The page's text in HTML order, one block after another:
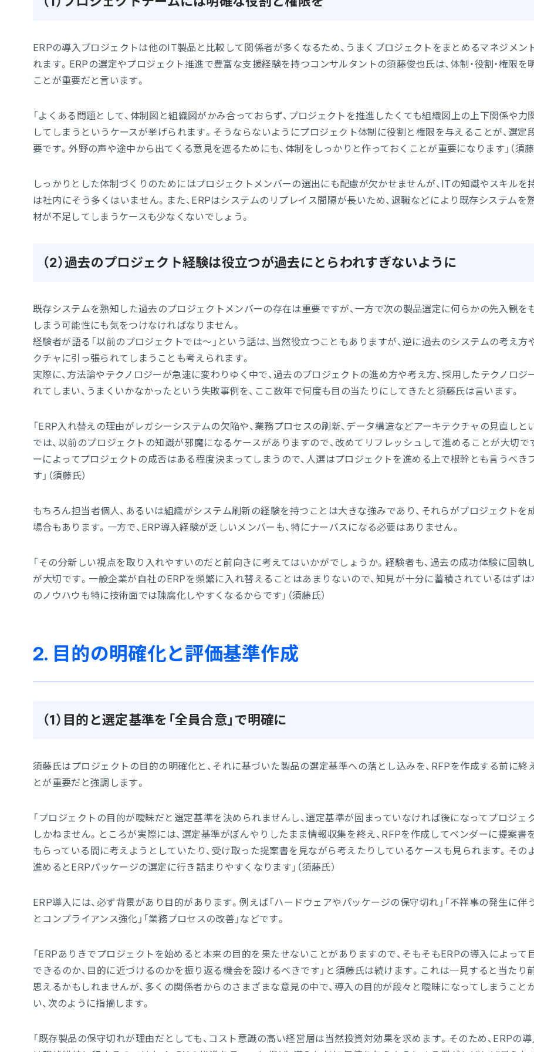
ERPの導入プロジェクトは他のIT製品と比較して関係者が多くなるため、うまくプロジェクトをまとめるマネジメン
れます。ERPの選定やプロジェクト推進で豊富な支援経験を持つコンサルタントの須藤俊也氏は、体制・役割・権限を
ことが重要だと言います。
「よくある問題として、体制図と組織図がかみ合っておらず、プロジェクトを推進したくても組織図上の上下関係や力
してしまうというケースが挙げられます。そうならないようにプロジェクト体制に役割と権限を与えることが、選定
要です。外野の声や途中から出てくる意見を遮るためにも、体制をしっかりと作っておくことが重要になります」（須藤
しっかりとした体制づくりのためにはプロジェクトメンバーの選出にも配慮が欠かせませんが、ITの知識やスキルを
は社内にそう多くはいません。また、ERPはシステムのリプレイス間隔が長いため、退職などにより既存システムを
材が不足してしまうケースも少なくないでしょう。
（2）過去のプロジェクト経験は役立つが過去にとらわれすぎないように
既存システムを熟知した過去のプロジェクトメンバーの存在は重要ですが、一方で次の製品選定に何らかの先入観を
しまう可能性にも気をつけなければなりません。
経験者が語る「以前のプロジェクトでは～」という話は、当然役立つこともありますが、逆に過去のシステムの考え方
クチャに引っ張られてしまうことも考えられます。
実際に、方法論やテクノロジーが急速に変わりゆく中で、過去のプロジェクトの進め方や考え方、採用したテクノロジ
れてしまい、うまくいかなかったという失敗事例を、ここ数年で何度も目の当たりにしてきたと須藤氏は言います。
「ERP入れ替えの理由がレガシーシステムの欠陥や、業務プロセスの刷新、データ構造などアーキテクチャの見直しと
では、以前のプロジェクトの知識が邪魔になるケースがありますので、改めてリフレッシュして進めることが大切で
ーによってプロジェクトの成否はある程度決まってしまうので、人選はプロジェクトを進める上で根幹とも言うべき
す」（須藤氏）
もちろん担当者個人、あるいは組織がシステム刷新の経験を持つことは大きな強みであり、それらがプロジェクトを
場合もあります。一方で、ERP導入経験が乏しいメンバーも、特にナーバスになる必要はありません。
「その分新しい視点を取り入れやすいのだと前向きに考えてはいかがでしょうか。経験者も、過去の成功体験に固執
が大切です。一般企業が自社のERPを頻繁に入れ替えることはあまりないので、知見が十分に蓄積されているはずは
のノウハウも特に技術面では陳腐化しやすくなるからです」（須藤氏）
2. 目的の明確化と評価基準作成
（1）目的と選定基準を「全員合意」で明確に
須藤氏はプロジェクトの目的の明確化と、それに基づいた製品の選定基準への落とし込みを、RFPを作成する前に終
とが重要だと強調します。
「プロジェクトの目的が曖昧だと選定基準を決められませんし、選定基準が固まっていなければ後になってプロジェ
しかねません。ところが実際には、選定基準がぼんやりしたまま情報収集を終え、RFPを作成してベンダーに提案書
もらっている間に考えようとしていたり、受け取った提案書を見ながら考えたりしているケースも見られます。その
進めるとERPパッケージの選定に行き詰まりやすくなります」（須藤氏）
ERP導入には、必ず背景があり目的があります。例えば「ハードウェアやパッケージの保守切れ」「不祥事の発生に伴
とコンプライアンス強化」「業務プロセスの改善」などです。
「ERPありきでプロジェクトを始めると本来の目的を果たせないことがありますので、そもそもERPの導入によって
できるのか、目的に近づけるのかを振り返る機会を設けるべきです」と須藤氏は続けます。これは一見すると当たり
思えるかもしれませんが、多くの関係者からのさまざまな意見の中で、導入の目的が段々と曖昧になってしまうこと
い、次のように指摘します。
「既存製品の保守切れが理由だとしても、コスト意識の高い経営層は当然投資対効果を求めます。そのため、ERPの導